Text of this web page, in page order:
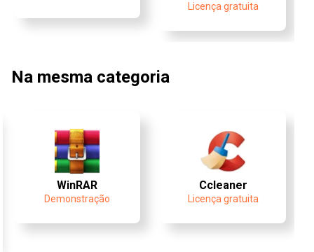
Licença gratuita
Na mesma categoria
WinRAR
Demonstração
Ccleaner
Licença gratuita